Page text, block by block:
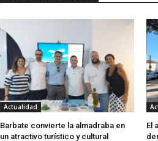
Actualidad
Barbate convierte la almadraba en
un atractivo turístico y cultural
El